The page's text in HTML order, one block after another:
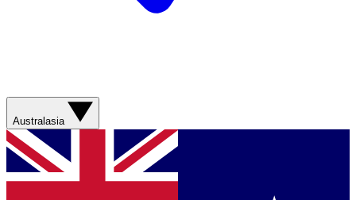
Australasia